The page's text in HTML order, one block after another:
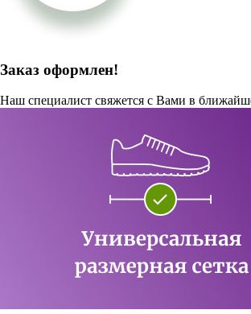
Заказ оформлен!
Наш специалист свяжется с Вами в